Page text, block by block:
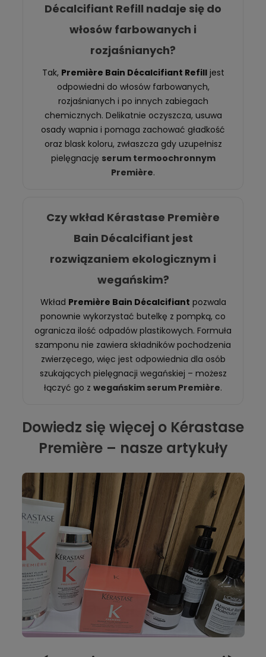
Décalcifiant Refill nadaje się do
włosów farbowanych i
rozjaśnianych?
Tak, Première Bain Décalcifiant Refilljest
odpowiedni do włosów farbowanych,
rozjaśnianych i po innych zabiegach
chemicznych. Delikatnie oczyszcza, usuwa
osady wapnia i pomaga zachować gładkość
oraz blask koloru, zwłaszcza gdy uzupełnisz
pielęgnację serum termoochronnym
Première.
Czy wkład Kérastase Première
Bain Décalcifiant jest
rozwiązaniem ekologicznym i
wegańskim?
Wkład Première Bain Décalcifiant pozwala
ponownie wykorzystać butelkę z pompką, co
ogranicza ilość odpadów plastikowych. Formuła
szamponu nie zawiera składników pochodzenia
zwierzęcego, więc jest odpowiednia dla osób
szukających pielęgnacji wegańskiej – możesz
łączyć go z wegańskim serum Première.
Dowiedz się więcej o Kérastase
Première – nasze artykuły